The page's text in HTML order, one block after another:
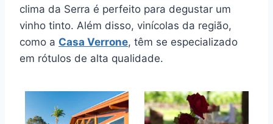
clima da Serra é perfeito para degustar um
vinho tinto. Além disso, vinícolas da região,
como a Casa Verrone, têm se especializado
em rótulos de alta qualidade.